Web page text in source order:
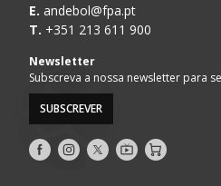
E. andebol@fpa.pt
T. +351 213 611 900
Newsletter
Subscreva a nossa newsletter para
SUBSCREVER
Siga-
nos
Siga-
nos
Siga-
nos
AndebolTV
Loja